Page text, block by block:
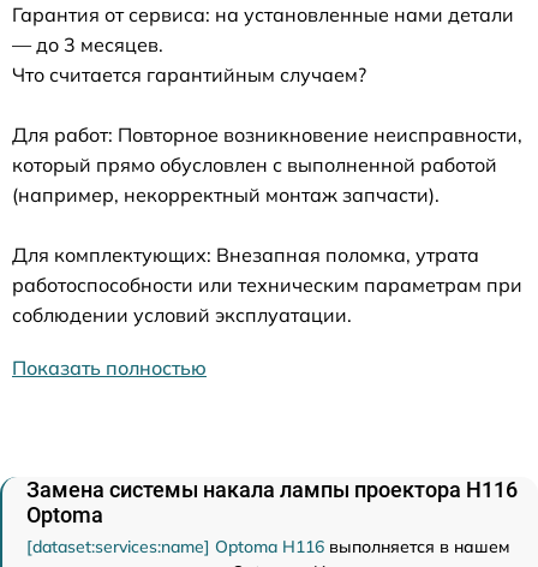
Гарантия от сервиса: на установленные нами детали
— до 3 месяцев.
Что считается гарантийным случаем?
Для работ: Повторное возникновение неисправности,
который прямо обусловлен с выполненной работой
(например, некорректный монтаж запчасти).
Для комплектующих: Внезапная поломка, утрата
работоспособности или техническим параметрам при
соблюдении условий эксплуатации.
Показать полностью
Замена системы накала лампы проектора H116
Optoma
[dataset:services:name] Optoma H116 выполняется в нашем